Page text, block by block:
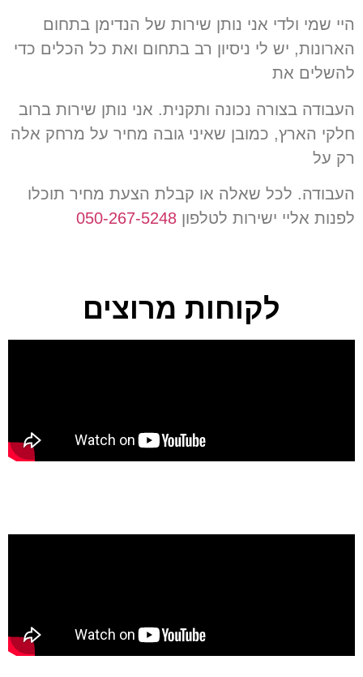
היי שמי ולדי אני נותן שירות של הנדימן בתחום
הארונות, יש לי ניסיון רב בתחום ואת כל הכלים כדי
להשלים את
העבודה בצורה נכונה ותקנית. אני נותן שירות ברוב
חלקי הארץ, כמובן שאיני גובה מחיר על מרחק אלה
רק על
העבודה. לכל שאלה או קבלת הצעת מחיר תוכלו
לפנות אליי ישירות לטלפון
לקוחות מרוצים